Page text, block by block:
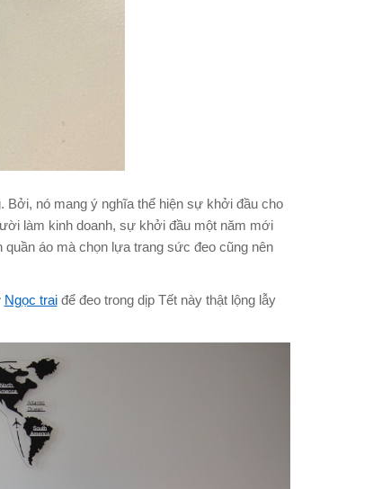
nó mang ý nghĩa thể hiện sự khởi đầu cho
làm kinh doanh, sự khởi đầu một năm mới
áo mà chọn lựa trang sức đeo cũng nên
Ngọc traiđể đeo trong dịp Tết này thật lộng lẫy